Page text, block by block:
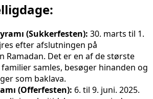
(Sukkerfesten): 30. marts til 1.
efter afslutningen på
Ramadan. Det er en af de største
samles, besøger hinanden og
som baklava.
(Offerfesten): 6. til 9. juni. 2025.